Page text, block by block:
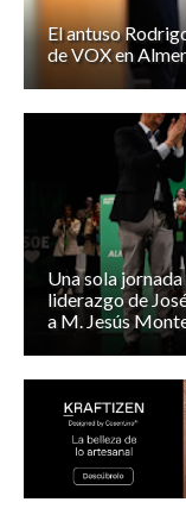
El antuso
de VOX en
Una sola
liderazgo de
a M. Jesús